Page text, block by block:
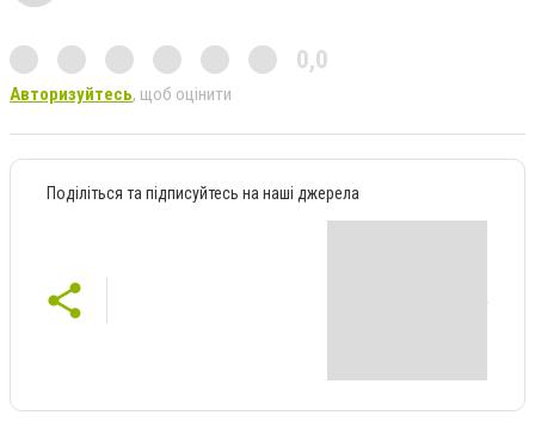
0,0
Авторизуйтесь, щоб оцінити
Поділіться та підписуйтесь на наші джерела